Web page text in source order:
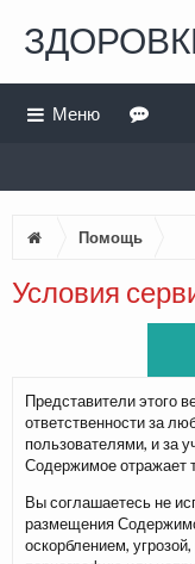
Помощь
Условия
Представители этого
ответственности за
пользователями, и за
Содержимое отражает
Вы соглашаетесь не
размещения
оскорблением,
Меню